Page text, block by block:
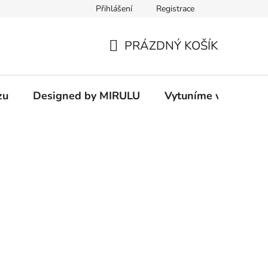
Přihlášení Registrace
KOŠÍK
PRÁZDNÝ KOŠÍK
Designed by MIRULU Vytuníme vám